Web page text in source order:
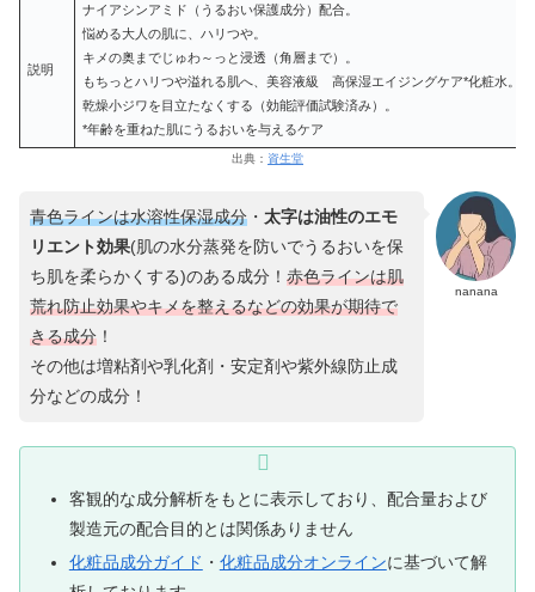
説明
ナイアシンアミド（うるおい保護成分）配合。
悩める大人の肌に、ハリつや。
キメの奥までじゅわ～っと浸透（角層まで）。
もちっとハリつや溢れる肌へ、美容液級 高保湿エイジングケア*化粧水。
乾燥小ジワを目立たなくする（効能評価試験済み）。
*年齢を重ねた肌にうるおいを与えるケア
出典： 資生堂
nanana
青色ラインは水溶性保湿成分 ・ 太字は油性のエモ
リエント効果(肌の水分蒸発を防いでうるおいを保
ち肌を柔らかくする)のある成分！ 赤色ラインは肌
荒れ防止効果やキメを整えるなどの効果が期待で
きる成分 ！
その他は増粘剤や乳化剤・安定剤や紫外線防止成
分などの成分！
客観的な成分解析をもとに表示しており、配合量および
製造元の配合目的とは関係ありません
化粧品成分ガイド ・ 化粧品成分オンラインに基づいて解